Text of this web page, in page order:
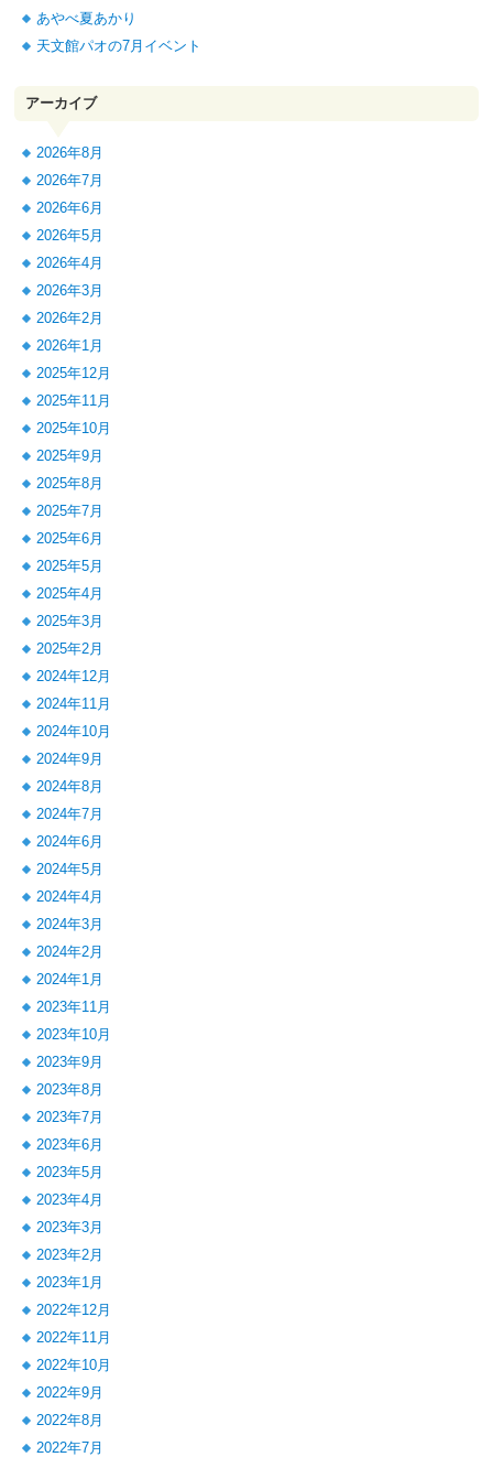
あやべ夏あかり
天文館パオの7月イベント
アーカイブ
2026年8月
2026年7月
2026年6月
2026年5月
2026年4月
2026年3月
2026年2月
2026年1月
2025年12月
2025年11月
2025年10月
2025年9月
2025年8月
2025年7月
2025年6月
2025年5月
2025年4月
2025年3月
2025年2月
2024年12月
2024年11月
2024年10月
2024年9月
2024年8月
2024年7月
2024年6月
2024年5月
2024年4月
2024年3月
2024年2月
2024年1月
2023年11月
2023年10月
2023年9月
2023年8月
2023年7月
2023年6月
2023年5月
2023年4月
2023年3月
2023年2月
2023年1月
2022年12月
2022年11月
2022年10月
2022年9月
2022年8月
2022年7月